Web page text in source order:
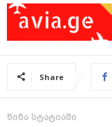
Share
წინა სტატიაში